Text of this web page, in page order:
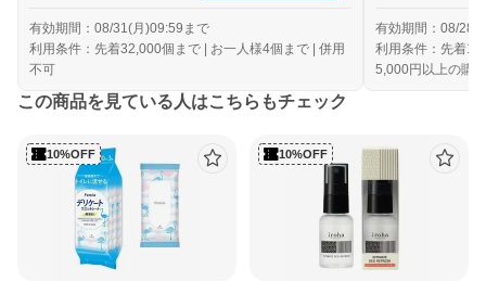
有効期間：08/31(月)09:59まで
利用条件：先着32,000個まで | お一人様4個まで | 併用
不可
有効期間：08/28(
利用条件：先着
5,000円以上の購
この商品を見ている人はこちらもチェック
10%OFF 10%OFF